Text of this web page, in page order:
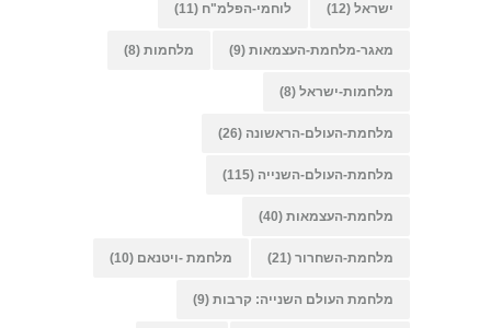
ישראל (12) לוחמי-הפלמ"ח (11)
מאגר-מלחמת-העצמאות (9) מלחמות (8)
מלחמות-ישראל (8)
מלחמת-העולם-הראשונה (26)
מלחמת-העולם-השנייה (115)
מלחמת-העצמאות (40)
מלחמת-השחרור (21) מלחמת -ויטנאם (10)
מלחמת העולם השנייה: קרבות (9)